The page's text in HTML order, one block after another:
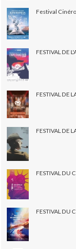
Festival
FESTIVAL DE
FESTIVAL DE
FESTIVAL DE
FESTIVAL DU
FESTIVAL DU